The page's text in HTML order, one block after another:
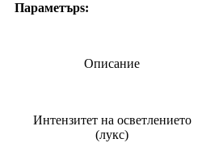
Параметърs:
Описание
Интензитет на осветлението
(лукс)